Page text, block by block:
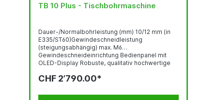
TB 10 Plus - Tischbohrmaschine
Dauer-/Normalbohrleistung (mm) 10/12 mm (in
E335/ST60)Gewindeschneidleistung
(steigungsabhängig) max. M6
Gewindeschneideinrichtung Bedienpanel mit
OLED-Display Robuste, qualitativ hochwertige
Front LED-Beleuchtung Schnell verstellbarer und
Drehzahlregelung über mittigen Drehknopf NOT-
CHF 2’790.00*